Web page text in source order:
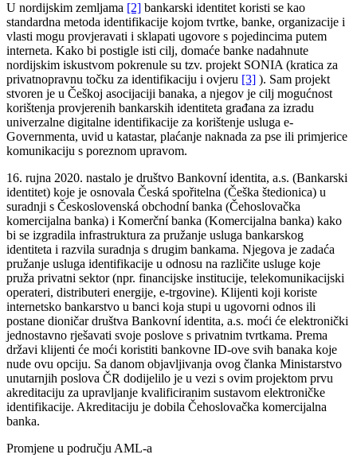
U nordijskim zemljama [2] bankarski identitet koristi se kao
standardna metoda identifikacije kojom tvrtke, banke, organizacije i
vlasti mogu provjeravati i sklapati ugovore s pojedincima putem
interneta. Kako bi postigle isti cilj, domaće banke nadahnute
nordijskim iskustvom pokrenule su tzv. projekt SONIA (kratica za
privatnopravnu točku za identifikaciju i ovjeru [3] ). Sam projekt
stvoren je u Češkoj asocijaciji banaka, a njegov je cilj mogućnost
korištenja provjerenih bankarskih identiteta građana za izradu
univerzalne digitalne identifikacije za korištenje usluga e-
Governmenta, uvid u katastar, plaćanje naknada za pse ili primjerice
komunikaciju s poreznom upravom.
16. rujna 2020. nastalo je društvo Bankovní identita, a.s. (Bankarski
identitet) koje je osnovala Česká spořitelna (Češka štedionica) u
suradnji s Československá obchodní banka (Čehoslovačka
komercijalna banka) i Komerční banka (Komercijalna banka) kako
bi se izgradila infrastruktura za pružanje usluga bankarskog
identiteta i razvila suradnja s drugim bankama. Njegova je zadaća
pružanje usluga identifikacije u odnosu na različite usluge koje
pruža privatni sektor (npr. financijske institucije, telekomunikacijski
operateri, distributeri energije, e-trgovine). Klijenti koji koriste
internetsko bankarstvo u banci koja stupi u ugovorni odnos ili
postane dioničar društva Bankovní identita, a.s. moći će elektronički
jednostavno rješavati svoje poslove s privatnim tvrtkama. Prema
državi klijenti će moći koristiti bankovne ID-ove svih banaka koje
nude ovu opciju. Sa danom objavljivanja ovog članka Ministarstvo
unutarnjih poslova ČR dodijelilo je u vezi s ovim projektom prvu
akreditaciju za upravljanje kvalificiranim sustavom elektroničke
identifikacije. Akreditaciju je dobila Čehoslovačka komercijalna
banka.
Promjene u području AML-a